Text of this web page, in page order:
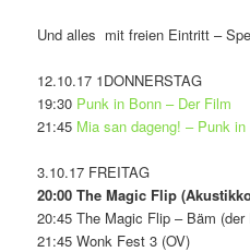
Und alles mit freien Eintritt –
12.10.17 1DONNERSTAG
19:30 Punk in Bonn – Der Film
21:45 Mia san dageng! – Punk
3.10.17 FREITAG
20:00 The Magic Flip
20:45 The Magic Flip – Bäm (der
21:45 Wonk Fest 3 (OV)